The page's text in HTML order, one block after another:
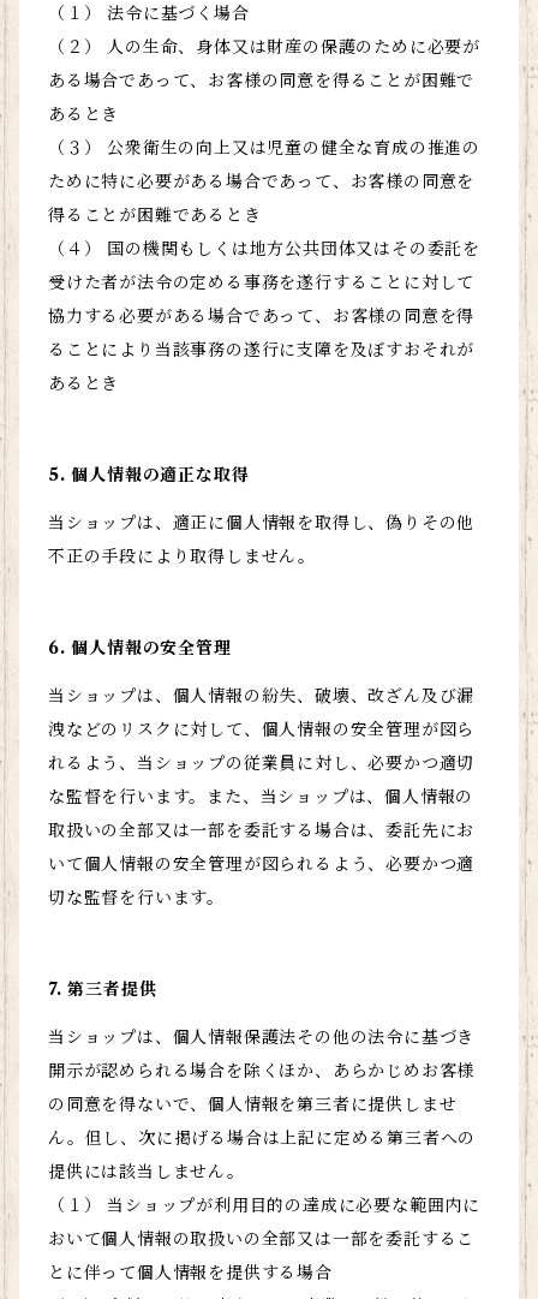
（１） 法令に基づく場合
（２） 人の生命、身体又は財産の保護のために必要が
ある場合であって、お客様の同意を得ることが困難で
あるとき
（３） 公衆衛生の向上又は児童の健全な育成の推進の
ために特に必要がある場合であって、お客様の同意を
得ることが困難であるとき
（４） 国の機関もしくは地方公共団体又はその委託を
受けた者が法令の定める事務を遂行することに対して
協力する必要がある場合であって、お客様の同意を得
ることにより当該事務の遂行に支障を及ぼすおそれが
あるとき
5. 個人情報の適正な取得
当ショップは、適正に個人情報を取得し、偽りその他
不正の手段により取得しません。
6. 個人情報の安全管理
当ショップは、個人情報の紛失、破壊、改ざん及び漏
洩などのリスクに対して、個人情報の安全管理が図ら
れるよう、当ショップの従業員に対し、必要かつ適切
な監督を行います。また、当ショップは、個人情報の
取扱いの全部又は一部を委託する場合は、委託先にお
いて個人情報の安全管理が図られるよう、必要かつ適
切な監督を行います。
7. 第三者提供
当ショップは、個人情報保護法その他の法令に基づき
開示が認められる場合を除くほか、あらかじめお客様
の同意を得ないで、個人情報を第三者に提供しませ
ん。但し、次に掲げる場合は上記に定める第三者への
提供には該当しません。
（１） 当ショップが利用目的の達成に必要な範囲内に
おいて個人情報の取扱いの全部又は一部を委託するこ
とに伴って個人情報を提供する場合